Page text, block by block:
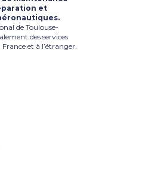
et
de Toulouse-
des services
et à l’étranger.